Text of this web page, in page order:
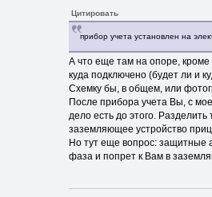
Цитировать
прибор учета установлен на
А что еще там на опоре,
куда подключено (будет ли и
Схемку бы, в общем, или
После прибора учета Вы, с
дело есть до этого.
заземляющее устройство
Но тут еще вопрос: защитные
фаза и попрет к Вам в